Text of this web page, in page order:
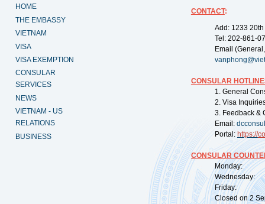
HOME
THE EMBASSY
VIETNAM
VISA
VISA EXEMPTION
CONSULAR
SERVICES
NEWS
VIETNAM - US
RELATIONS
BUSINESS
CONTACT:
Add: 1233
Tel: 202-861-
Email
CONSULAR
1. General
2. Visa
3. Feedback &
Email:
Portal: https://
CONSULAR
Monday:
Wednesday:
Friday:
Closed on 2